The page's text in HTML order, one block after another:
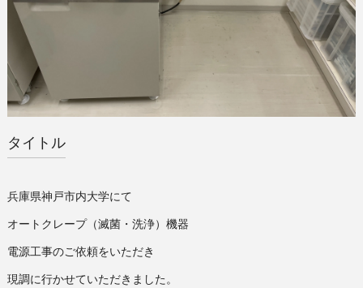
タイトル
兵庫県神戸市内大学にて
オートクレープ（滅菌・洗浄）機器
電源工事のご依頼をいただき
現調に行かせていただきました。